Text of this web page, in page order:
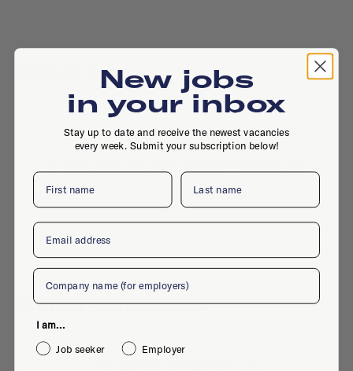
Active jobs
No active jobs right now
Similar companies
New jobs
in your inbox
Stay up to date and receive the newest vacancies
every week. Submit your subscription below!
First name Last name
Email
Company
I am...
Job seeker
Employer